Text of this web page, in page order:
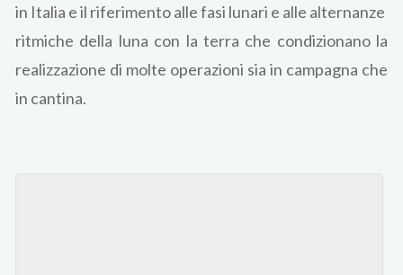
in Italia e il riferimento alle fasi lunari e alle alternanze
ritmiche della luna con la terra che condizionano la
realizzazione di molte operazioni sia in campagna che
in cantina.